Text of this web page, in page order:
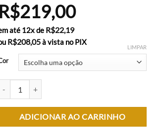
R$219,00
até 12x de R$22,19
R$208,05à vista no PIX
LIMPAR
ADICIONAR AO CARRINHO